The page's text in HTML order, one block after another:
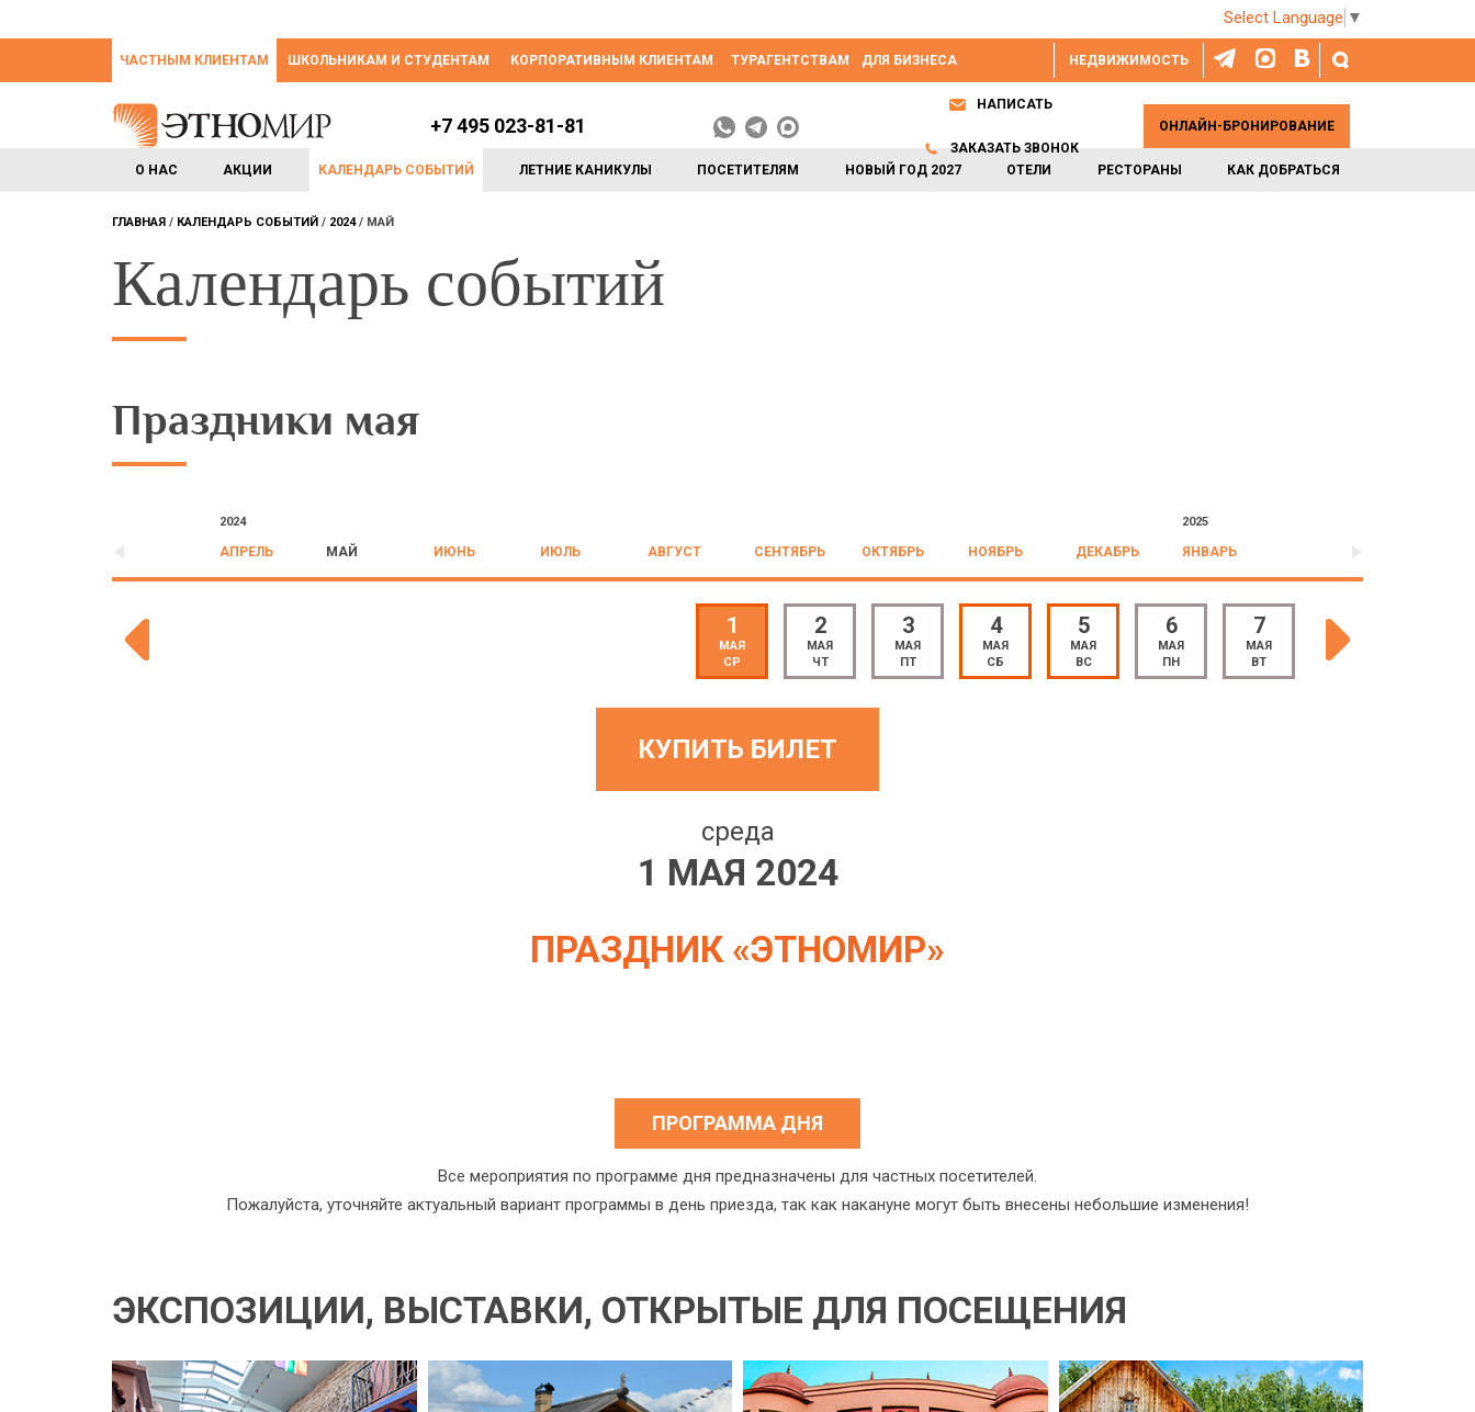
Select Language ▼
НЕДВИЖИМОСТЬ
ЧАСТНЫМ КЛИЕНТАМ ШКОЛЬНИКАМ И СТУДЕНТАМ КОРПОРАТИВНЫМ КЛИЕНТАМ ТУРАГЕНТСТВАМ ДЛЯ БИЗНЕСА
О НАС АКЦИИ КАЛЕНДАРЬ СОБЫТИЙ ЛЕТНИЕ КАНИКУЛЫ ПОСЕТИТЕЛЯМ НОВЫЙ ГОД 2027 ОТЕЛИ РЕСТОРАНЫ КАК ДОБРАТЬСЯ
+7 495 023-81-81
НАПИСАТЬ
ЗАКАЗАТЬ ЗВОНОК
ОНЛАЙН-БРОНИРОВАНИЕ
ГЛАВНАЯ КАЛЕНДАРЬ СОБЫТИЙ 2024 МАЙ
Календарь событий
Праздники мая
2024
АПРЕЛЬ МАЙ ИЮНЬ ИЮЛЬ АВГУСТ СЕНТЯБРЬ ОКТЯБРЬ НОЯБРЬ ДЕКАБРЬ
2025
ЯНВАРЬ
1
МАЯ
СР
2
МАЯ
ЧТ
3
МАЯ
ПТ
4
МАЯ
СБ
5
МАЯ
ВС
6
МАЯ
ПН
7
МАЯ
ВТ
8
МАЯ
КУПИТЬ БИЛЕТ
среда
1 МАЯ 2024
ПРАЗДНИК «ЭТНОМИР»
ПРОГРАММА ДНЯ
Все мероприятия по программе дня предназначены для частных посетителей.
Пожалуйста, уточняйте актуальный вариант программы в день приезда, так как накануне могут быть внесены небольшие изменения!
ЭКСПОЗИЦИИ, ВЫСТАВКИ, ОТКРЫТЫЕ ДЛЯ ПОСЕЩЕНИЯ